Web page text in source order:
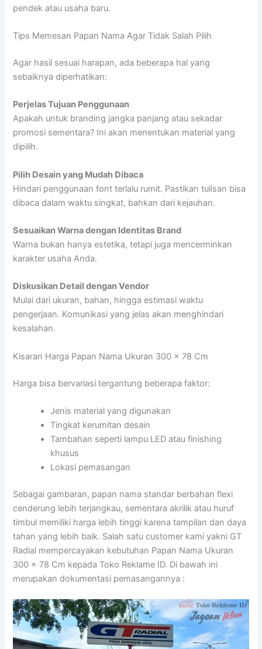
pendek atau usaha baru.
Tips Memesan Papan Nama Agar Tidak Salah Pilih
Agar hasil sesuai harapan, ada beberapa hal yang
sebaiknya diperhatikan:
Perjelas Tujuan Penggunaan
Apakah untuk branding jangka panjang atau sekadar
promosi sementara? Ini akan menentukan material yang
dipilih.
Pilih Desain yang Mudah Dibaca
Hindari penggunaan font terlalu rumit. Pastikan tulisan bisa
dibaca dalam waktu singkat, bahkan dari kejauhan.
Sesuaikan Warna dengan Identitas Brand
Warna bukan hanya estetika, tetapi juga mencerminkan
karakter usaha Anda.
Diskusikan Detail dengan Vendor
Mulai dari ukuran, bahan, hingga estimasi waktu
pengerjaan. Komunikasi yang jelas akan menghindari
kesalahan.
Kisaran Harga Papan Nama Ukuran 300 x 78 Cm
Harga bisa bervariasi tergantung beberapa faktor:
Jenis material yang digunakan
Tingkat kerumitan desain
Tambahan seperti lampu LED atau finishing
khusus
Lokasi pemasangan
Sebagai gambaran, papan nama standar berbahan flexi
cenderung lebih terjangkau, sementara akrilik atau huruf
timbul memiliki harga lebih tinggi karena tampilan dan daya
tahan yang lebih baik. Salah satu customer kami yakni GT
Radial mempercayakan kebutuhan Papan Nama Ukuran
300 x 78 Cm kepada Toko Reklame ID. Di bawah ini
merupakan dokumentasi pemasangannya :